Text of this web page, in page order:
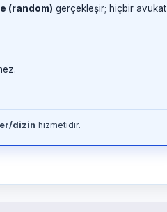
(random) gerçekleşir; hiçbir avukat
dizin hizmetidir.